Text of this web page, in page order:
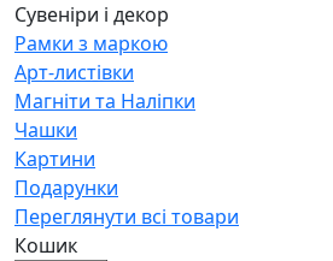
Сувеніри і декор
Рамки з маркою
Арт-листівки
Магніти та Наліпки
Чашки
Картини
Подарунки
Переглянути всі товари
Кошик